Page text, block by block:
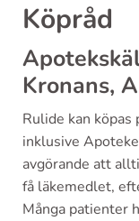
Köpråd
Kronans,
Rulide kan köpas
inklusive
avgörande att
få läkemedlet,
Många patienter